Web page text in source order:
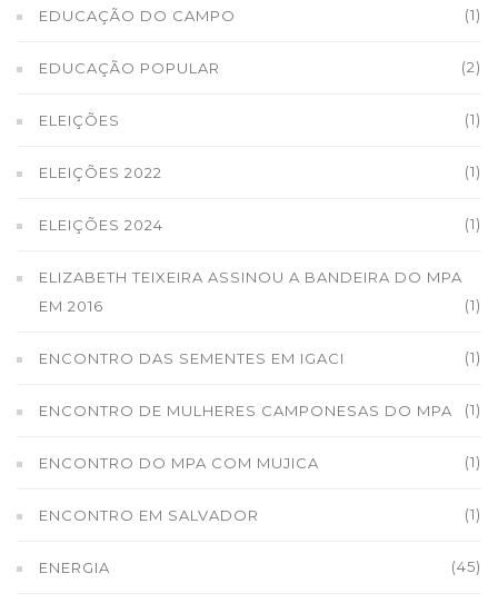
EDUCAÇÃO DO CAMPO (1)
EDUCAÇÃO POPULAR (2)
ELEIÇÕES (1)
ELEIÇÕES 2022 (1)
ELEIÇÕES 2024 (1)
ELIZABETH TEIXEIRA ASSINOU A BANDEIRA DO MPA
EM 2016
(1)
ENCONTRO DAS SEMENTES EM IGACI (1)
ENCONTRO DE MULHERES CAMPONESAS DO MPA (1)
ENCONTRO DO MPA COM MUJICA (1)
ENCONTRO EM SALVADOR (1)
ENERGIA (45)